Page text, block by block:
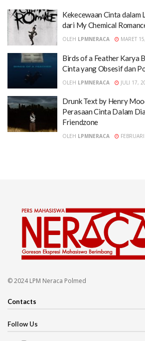
Kekecewaan Cinta dalam
dari My Chemical
OLEH LPMNERACA MARET
Birds of a Feather Karya
Cinta yang Obsesif dan
OLEH LPMNERACA JULI 17,
Drunk Text by Henry
Perasaan Cinta Dalam
Friendzone
OLEH LPMNERACA
© 2024 LPM Neraca Polmed
Contacts
Follow Us